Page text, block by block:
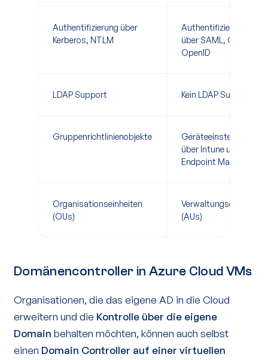
Authentifizierung über
Kerberos, NTLM
Authentifizierung
über SAML, OAuth,
OpenID
LDAP Support Kein LDAP Support
Gruppenrichtlinienobjekte
Geräteeinstellungen
über Intune und
Endpoint Manager
Organisationseinheiten
(OUs)
Verwaltungseinheiten
(AUs)
Domänencontroller in Azure Cloud VMs
Organisationen, die das eigene AD in die Cloud
erweitern und die Kontrolle über die eigene
Domain behalten möchten, können auch selbst
einen Domain Controller auf einer virtuellen